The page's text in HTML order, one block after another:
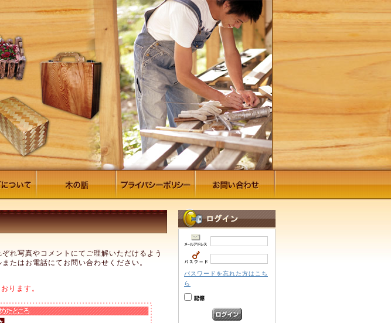
れ写真やコメントにてご理解いただけるよう
たはお電話にてお問い合わせください。
ります。
パスワードを忘れた方はこち
ら